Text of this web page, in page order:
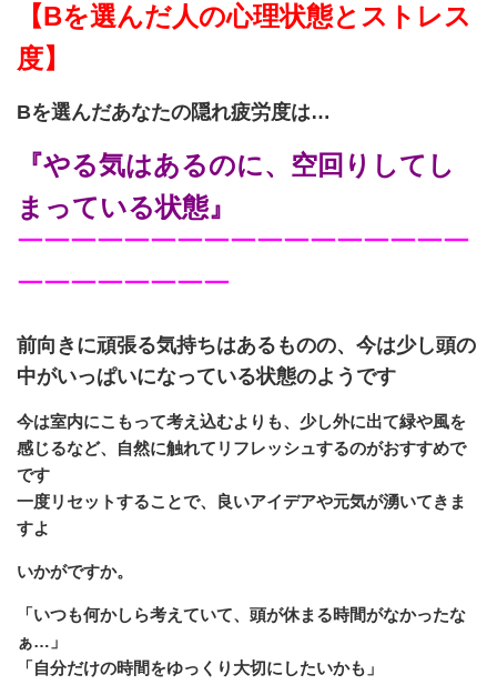
【Bを選んだ人の心理状態とストレス
度】
Bを選んだあなたの隠れ疲労度は…
『やる気はあるのに、空回りしてし
まっている状態』
￣￣￣￣￣￣￣￣￣￣￣￣￣￣￣￣￣
￣￣￣￣￣￣￣￣
前向きに頑張る気持ちはあるものの、今は少し頭の
中がいっぱいになっている状態のようです
今は室内にこもって考え込むよりも、少し外に出て緑や風を
感じるなど、自然に触れてリフレッシュするのがおすすめで
です
一度リセットすることで、良いアイデアや元気が湧いてきま
すよ
いかがですか。
「いつも何かしら考えていて、頭が休まる時間がなかったな
ぁ…」
「自分だけの時間をゆっくり大切にしたいかも」